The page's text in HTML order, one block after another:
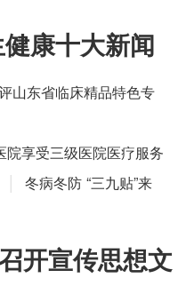
康十大新闻
山东省临床精品特色专
院享受三级医院医疗服务
│
冬病冬防 “三九贴”来
开宣传思想文